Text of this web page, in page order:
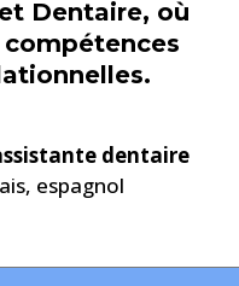
Dentaire, où
dentaire
espagnol